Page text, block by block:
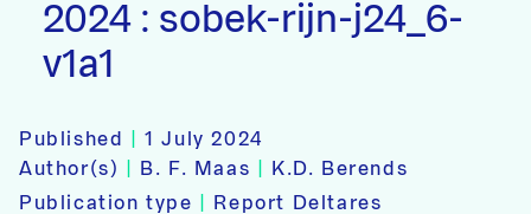
2024 : sobek-rijn-j24_6-
v1a1
Published |1 July 2024
Author(s)
B. F. Maas
K.D. Berends
Publication type
Report Deltares